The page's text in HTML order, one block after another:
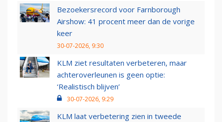
Bezoekersrecord voor Farnborough
Airshow: 41 procent meer dan de vorige
keer
30-07-2026, 9:30
KLM ziet resultaten verbeteren, maar
achteroverleunen is geen optie:
‘Realistisch blijven’
30-07-2026, 9:29
KLM laat verbetering zien in tweede